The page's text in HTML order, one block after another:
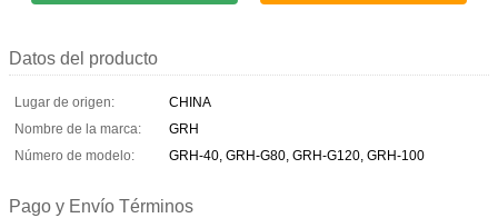
Datos del producto
Lugar de origen:
CHINA
Nombre de la marca:
GRH
Número de modelo:
GRH-40, GRH-G80, GRH-G120, GRH-100
Pago y Envío Términos